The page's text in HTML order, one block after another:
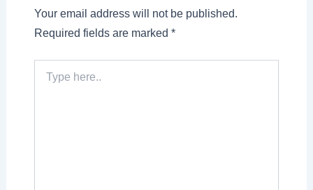
Your email address will not be published.
Required fields are marked *
here..